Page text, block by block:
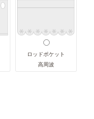
ロッドポケット
高周波